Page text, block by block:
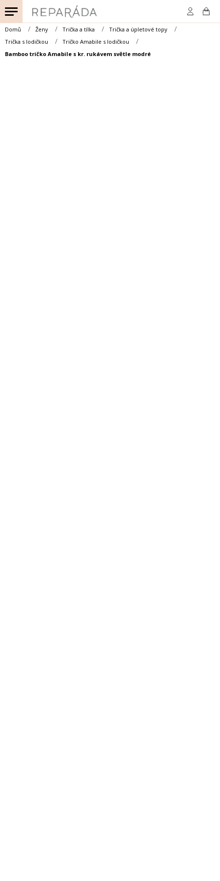
na
obsah
Domů Ženy Trička a tílka
Trička a úpletové topy
Trička s lodičkou
Tričko Amabile s lodičkou
Bamboo tričko Amabile s kr. rukávem světle modré